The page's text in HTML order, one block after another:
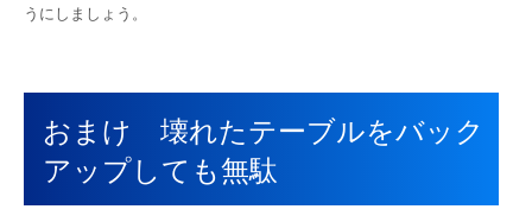
うにしましょう。
おまけ 壊れたテーブルをバック
アップしても無駄